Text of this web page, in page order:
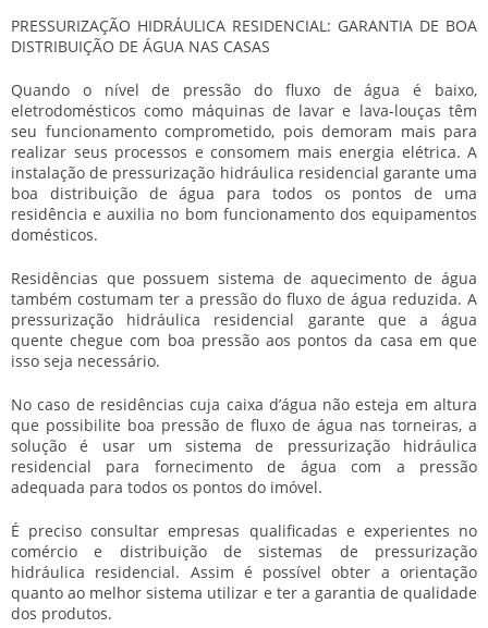
PRESSURIZAÇÃO HIDRÁULICA RESIDENCIAL: GARANTIA DE BOA
DISTRIBUIÇÃO DE ÁGUA NAS CASAS
Quando o nível de pressão do fluxo de água é baixo,
eletrodomésticos como máquinas de lavar e lava-louças têm
seu funcionamento comprometido, pois demoram mais para
realizar seus processos e consomem mais energia elétrica. A
instalação de pressurização hidráulica residencial garante uma
boa distribuição de água para todos os pontos de uma
residência e auxilia no bom funcionamento dos equipamentos
domésticos.
Residências que possuem sistema de aquecimento de água
também costumam ter a pressão do fluxo de água reduzida. A
pressurização hidráulica residencial garante que a água
quente chegue com boa pressão aos pontos da casa em que
isso seja necessário.
No caso de residências cuja caixa d’água não esteja em altura
que possibilite boa pressão de fluxo de água nas torneiras, a
solução é usar um sistema de pressurização hidráulica
residencial para fornecimento de água com a pressão
adequada para todos os pontos do imóvel.
É preciso consultar empresas qualificadas e experientes no
comércio e distribuição de sistemas de pressurização
hidráulica residencial. Assim é possível obter a orientação
quanto ao melhor sistema utilizar e ter a garantia de qualidade
dos produtos.